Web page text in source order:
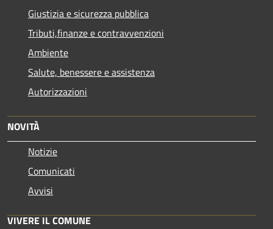
Giustizia e sicurezza pubblica
Tributi,finanze e contravvenzioni
Ambiente
Salute, benessere e assistenza
Autorizzazioni
NOVITÀ
Notizie
Comunicati
Avvisi
VIVERE IL COMUNE